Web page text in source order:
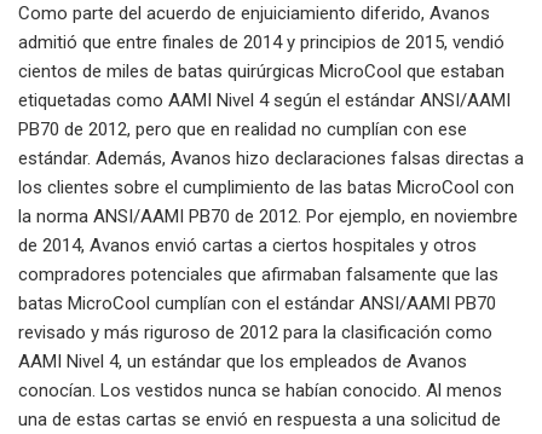
Como parte del acuerdo de enjuiciamiento diferido, Avanos
admitió que entre finales de 2014 y principios de 2015, vendió
cientos de miles de batas quirúrgicas MicroCool que estaban
etiquetadas como AAMI Nivel 4 según el estándar ANSI/AAMI
PB70 de 2012, pero que en realidad no cumplían con ese
estándar. Además, Avanos hizo declaraciones falsas directas a
los clientes sobre el cumplimiento de las batas MicroCool con
la norma ANSI/AAMI PB70 de 2012. Por ejemplo, en noviembre
de 2014, Avanos envió cartas a ciertos hospitales y otros
compradores potenciales que afirmaban falsamente que las
batas MicroCool cumplían con el estándar ANSI/AAMI PB70
revisado y más riguroso de 2012 para la clasificación como
AAMI Nivel 4, un estándar que los empleados de Avanos
conocían. Los vestidos nunca se habían conocido. Al menos
una de estas cartas se envió en respuesta a una solicitud de